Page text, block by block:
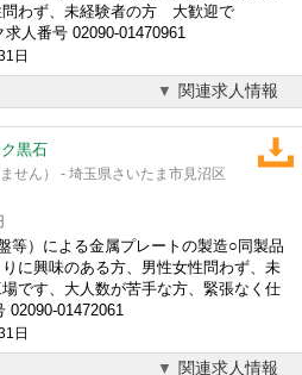
問わず、未経験者の方 大歓迎で
番号 02090-01470961
日
関連求人情報
黒石
せん） - 埼玉県さいたま市見沼区
等）による金属プレートの製造○同製品
に興味のある方、男性女性問わず、未
です、大人数が苦手な方、緊張なく仕
01472061
日
関連求人情報